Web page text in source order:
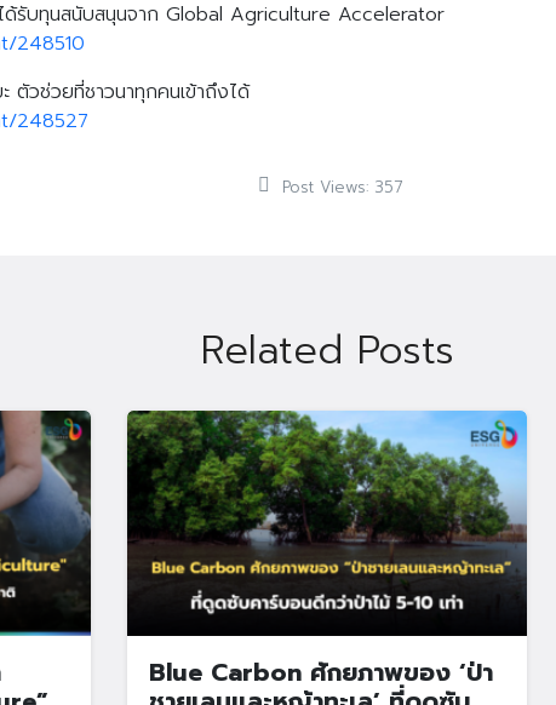
for:
ด้รับทุนสนับสนุนจาก Global Agriculture Accelerator
248510
ตัวช่วยที่ชาวนาทุกคนเข้าถึงได้
248527
Post Views: 357
Related Posts
Blue Carbon ศักยภาพของ ‘ป่า